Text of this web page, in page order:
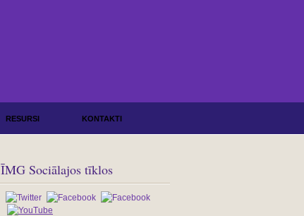
RESURSI KONTAKTI
ĪMG Sociālajos tīklos